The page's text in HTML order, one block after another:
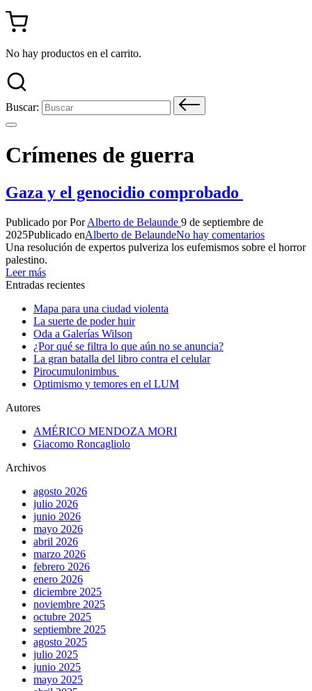
No hay productos en el carrito.
Buscar:
Crímenes de guerra
Gaza y el genocidio comprobado
Publicado por PorAlberto de Belaunde 9 de septiembre de
2025Publicado enAlberto de BelaundeNo hay comentarios
Una resolución de expertos pulveriza los eufemismos sobre el horror
palestino.
Leer más
Entradas recientes
Mapa para una ciudad violenta
La suerte de poder huir
Oda a Galerías Wilson
¿Por qué se filtra lo que aún no se anuncia?
La gran batalla del libro contra el celular
Pirocumulonimbus
Optimismo y temores en el LUM
Autores
AMÉRICO MENDOZA MORI
Giacomo Roncagliolo
Archivos
agosto 2026
julio 2026
junio 2026
mayo 2026
abril 2026
marzo 2026
febrero 2026
enero 2026
diciembre 2025
noviembre 2025
octubre 2025
septiembre 2025
agosto 2025
julio 2025
junio 2025
mayo 2025